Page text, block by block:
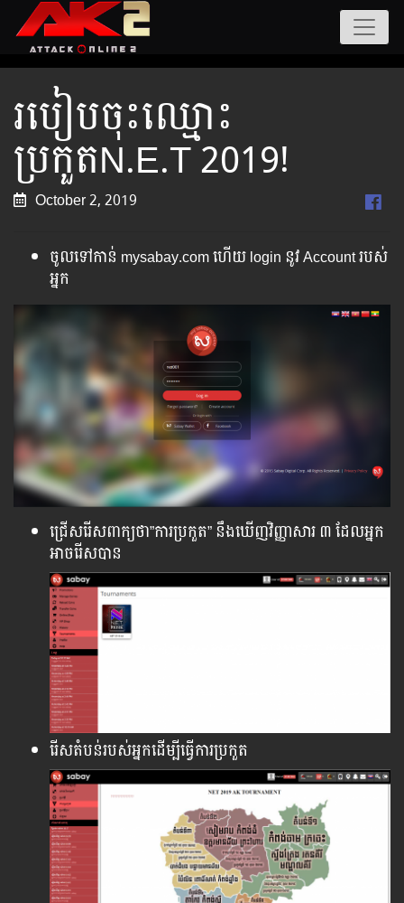
របៀបចុះឈ្មោះ
ប្រកួតN.E.T 2019!
October 2, 2019
ចូលទៅកាន់ mysabay.com ហើយ login នូវ Account របស់
អ្នក​​​​​​​​​​​
ជ្រើសរើសពាក្យថា”ការប្រកួត” នឹងឃើញវិញ្ញាសារ ៣ ដែលអ្នក
អាចរើសបាន
រើសតំបន់របស់អ្នកដើម្បីធ្វើការប្រកួត